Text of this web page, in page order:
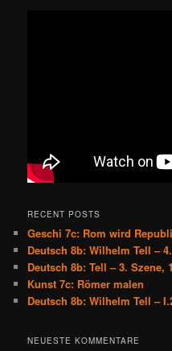
RECENT POSTS
Geschi 7c: Rom wird
Deutsch 8b: Wilhelm Tell –
Deutsch 8b: Tell – 3. Szene,
Kunst 7c: Römer malen
Deutsch 8b: Wilhelm Tell –
NEUESTE KOMMENTARE